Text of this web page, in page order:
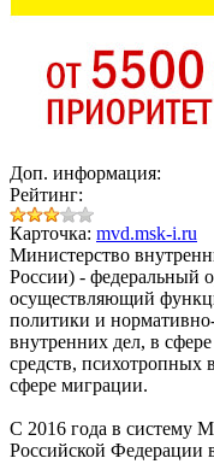
Доп. информация:
Рейтинг:
Карточка: mvd.msk-i.ru
Министерство
России) - федеральный
осуществляющий
политики и
внутренних дел, в
средств, психотропных
сфере миграции.
С 2016 года в систему
Российской Федерации